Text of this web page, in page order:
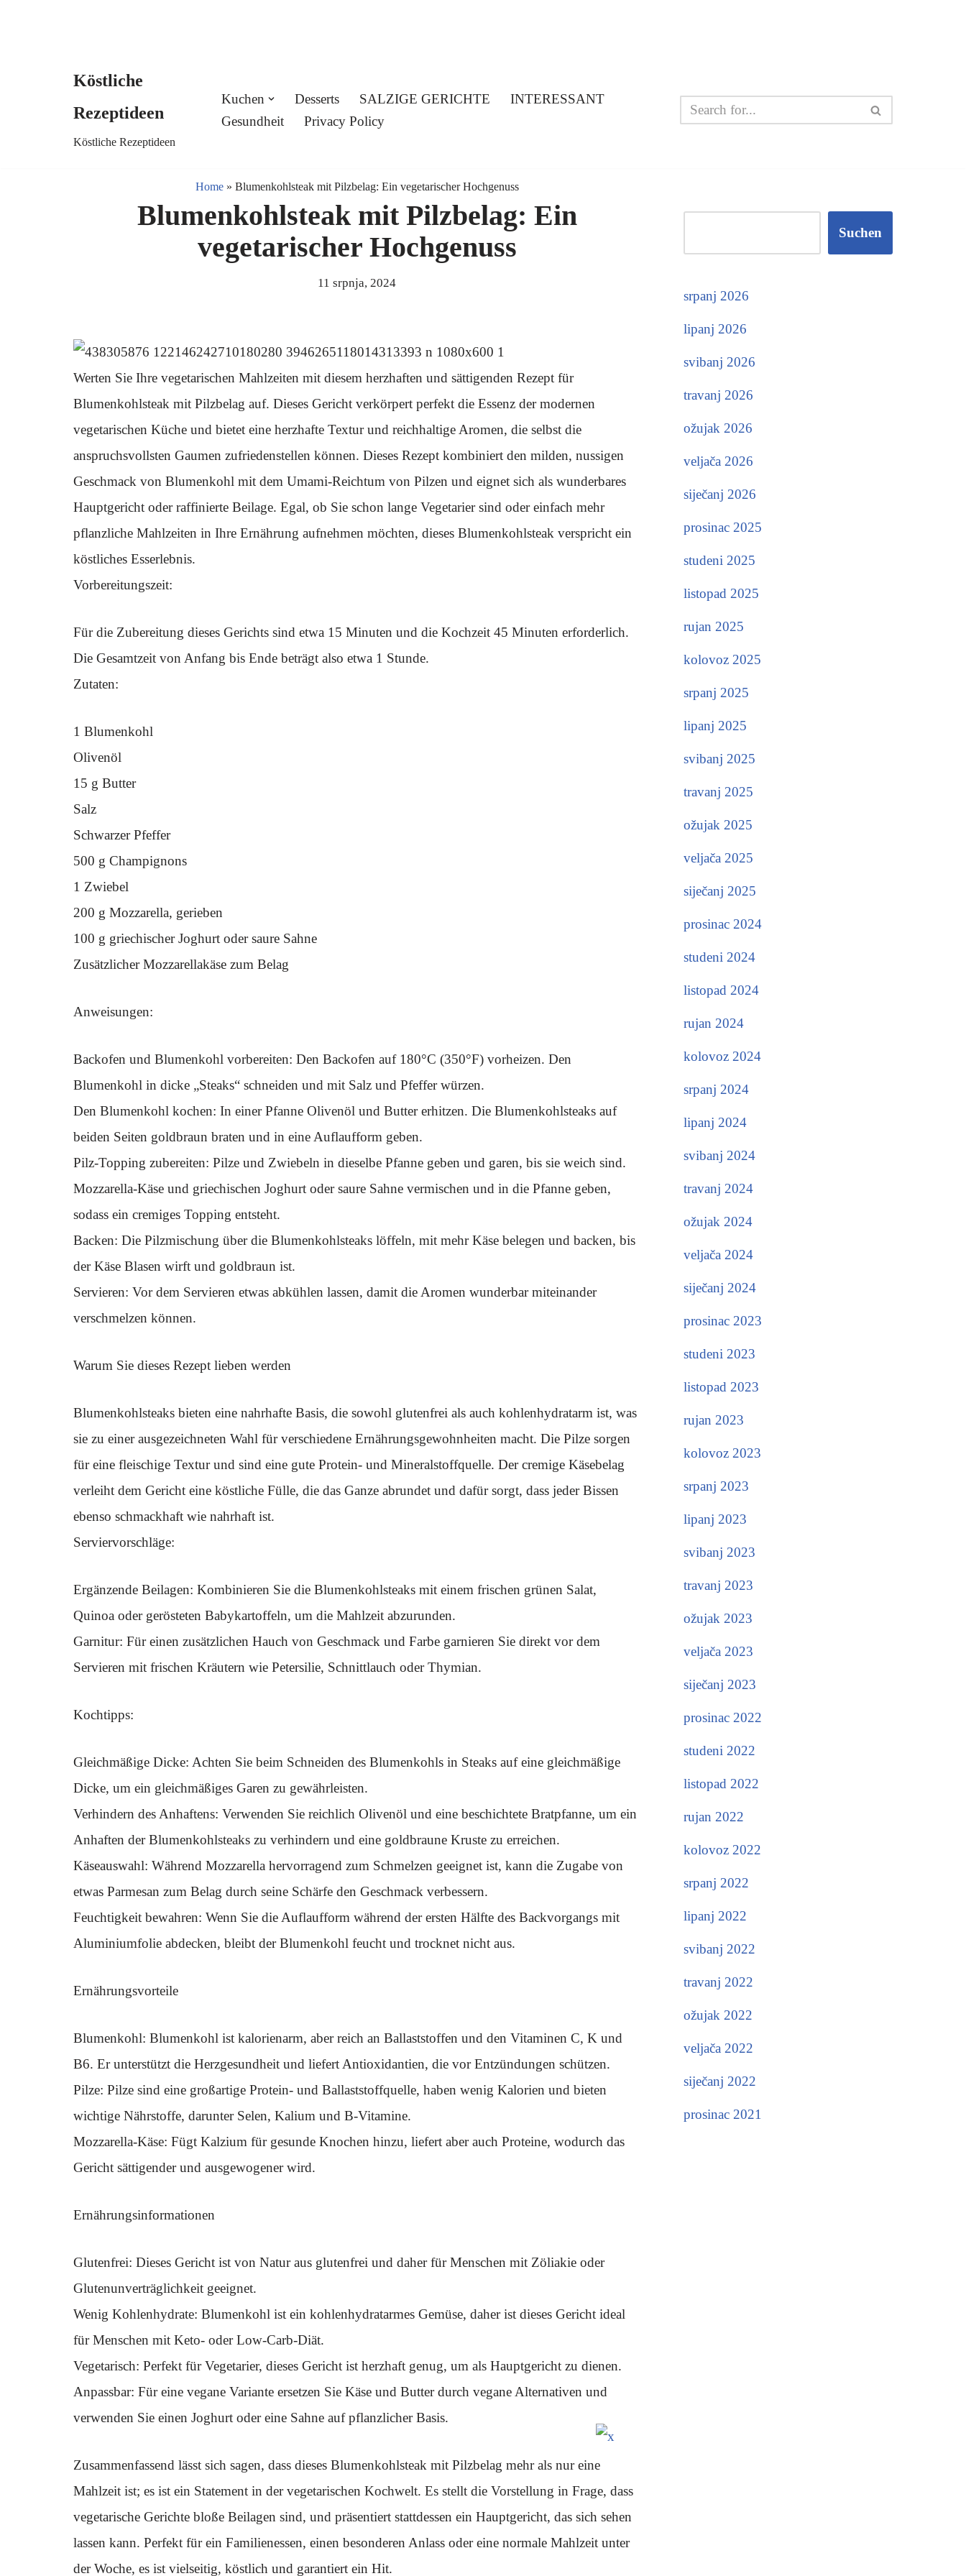
Köstliche
Rezeptideen
Köstliche Rezeptideen
Kuchen Desserts SALZIGE GERICHTE
INTERESSANT
Gesundheit
Privacy Policy
Home» Blumenkohlsteak mit Pilzbelag: Ein vegetarischer Hochgenuss
Blumenkohlsteak mit Pilzbelag: Ein
vegetarischer Hochgenuss
11 srpnja, 2024
Werten Sie Ihre vegetarischen Mahlzeiten mit diesem herzhaften und sättigenden Rezept für
Blumenkohlsteak mit Pilzbelag auf. Dieses Gericht verkörpert perfekt die Essenz der modernen
vegetarischen Küche und bietet eine herzhafte Textur und reichhaltige Aromen, die selbst die
anspruchsvollsten Gaumen zufriedenstellen können. Dieses Rezept kombiniert den milden, nussigen
Geschmack von Blumenkohl mit dem Umami-Reichtum von Pilzen und eignet sich als wunderbares
Hauptgericht oder raffinierte Beilage. Egal, ob Sie schon lange Vegetarier sind oder einfach mehr
pflanzliche Mahlzeiten in Ihre Ernährung aufnehmen möchten, dieses Blumenkohlsteak verspricht ein
köstliches Esserlebnis.
Vorbereitungszeit:
Für die Zubereitung dieses Gerichts sind etwa 15 Minuten und die Kochzeit 45 Minuten erforderlich.
Die Gesamtzeit von Anfang bis Ende beträgt also etwa 1 Stunde.
Zutaten:
1 Blumenkohl
Olivenöl
15 g Butter
Salz
Schwarzer Pfeffer
500 g Champignons
1 Zwiebel
200 g Mozzarella, gerieben
100 g griechischer Joghurt oder saure Sahne
Zusätzlicher Mozzarellakäse zum Belag
Anweisungen:
Backofen und Blumenkohl vorbereiten: Den Backofen auf 180°C (350°F) vorheizen. Den
Blumenkohl in dicke „Steaks“ schneiden und mit Salz und Pfeffer würzen.
Den Blumenkohl kochen: In einer Pfanne Olivenöl und Butter erhitzen. Die Blumenkohlsteaks auf
beiden Seiten goldbraun braten und in eine Auflaufform geben.
Pilz-Topping zubereiten: Pilze und Zwiebeln in dieselbe Pfanne geben und garen, bis sie weich sind.
Mozzarella-Käse und griechischen Joghurt oder saure Sahne vermischen und in die Pfanne geben,
sodass ein cremiges Topping entsteht.
Backen: Die Pilzmischung über die Blumenkohlsteaks löffeln, mit mehr Käse belegen und backen, bis
der Käse Blasen wirft und goldbraun ist.
Servieren: Vor dem Servieren etwas abkühlen lassen, damit die Aromen wunderbar miteinander
verschmelzen können.
Warum Sie dieses Rezept lieben werden
Blumenkohlsteaks bieten eine nahrhafte Basis, die sowohl glutenfrei als auch kohlenhydratarm ist, was
sie zu einer ausgezeichneten Wahl für verschiedene Ernährungsgewohnheiten macht. Die Pilze sorgen
für eine fleischige Textur und sind eine gute Protein- und Mineralstoffquelle. Der cremige Käsebelag
verleiht dem Gericht eine köstliche Fülle, die das Ganze abrundet und dafür sorgt, dass jeder Bissen
ebenso schmackhaft wie nahrhaft ist.
Serviervorschläge:
Ergänzende Beilagen: Kombinieren Sie die Blumenkohlsteaks mit einem frischen grünen Salat,
Quinoa oder gerösteten Babykartoffeln, um die Mahlzeit abzurunden.
Garnitur: Für einen zusätzlichen Hauch von Geschmack und Farbe garnieren Sie direkt vor dem
Servieren mit frischen Kräutern wie Petersilie, Schnittlauch oder Thymian.
Kochtipps:
Gleichmäßige Dicke: Achten Sie beim Schneiden des Blumenkohls in Steaks auf eine gleichmäßige
Dicke, um ein gleichmäßiges Garen zu gewährleisten.
Verhindern des Anhaftens: Verwenden Sie reichlich Olivenöl und eine beschichtete Bratpfanne, um ein
Anhaften der Blumenkohlsteaks zu verhindern und eine goldbraune Kruste zu erreichen.
Käseauswahl: Während Mozzarella hervorragend zum Schmelzen geeignet ist, kann die Zugabe von
etwas Parmesan zum Belag durch seine Schärfe den Geschmack verbessern.
Feuchtigkeit bewahren: Wenn Sie die Auflaufform während der ersten Hälfte des Backvorgangs mit
Aluminiumfolie abdecken, bleibt der Blumenkohl feucht und trocknet nicht aus.
Ernährungsvorteile
Blumenkohl: Blumenkohl ist kalorienarm, aber reich an Ballaststoffen und den Vitaminen C, K und
B6. Er unterstützt die Herzgesundheit und liefert Antioxidantien, die vor Entzündungen schützen.
Pilze: Pilze sind eine großartige Protein- und Ballaststoffquelle, haben wenig Kalorien und bieten
wichtige Nährstoffe, darunter Selen, Kalium und B-Vitamine.
Mozzarella-Käse: Fügt Kalzium für gesunde Knochen hinzu, liefert aber auch Proteine, wodurch das
Gericht sättigender und ausgewogener wird.
Ernährungsinformationen
Glutenfrei: Dieses Gericht ist von Natur aus glutenfrei und daher für Menschen mit Zöliakie oder
Glutenunverträglichkeit geeignet.
Wenig Kohlenhydrate: Blumenkohl ist ein kohlenhydratarmes Gemüse, daher ist dieses Gericht ideal
für Menschen mit Keto- oder Low-Carb-Diät.
Vegetarisch: Perfekt für Vegetarier, dieses Gericht ist herzhaft genug, um als Hauptgericht zu dienen.
Anpassbar: Für eine vegane Variante ersetzen Sie Käse und Butter durch vegane Alternativen und
verwenden Sie einen Joghurt oder eine Sahne auf pflanzlicher Basis.
Zusammenfassend lässt sich sagen, dass dieses Blumenkohlsteak mit Pilzbelag mehr als nur eine
Mahlzeit ist; es ist ein Statement in der vegetarischen Kochwelt. Es stellt die Vorstellung in Frage, dass
vegetarische Gerichte bloße Beilagen sind, und präsentiert stattdessen ein Hauptgericht, das sich sehen
lassen kann. Perfekt für ein Familienessen, einen besonderen Anlass oder eine normale Mahlzeit unter
der Woche, es ist vielseitig, köstlich und garantiert ein Hit.
Suchen
srpanj 2026
lipanj 2026
svibanj 2026
travanj 2026
ožujak 2026
veljača 2026
siječanj 2026
prosinac 2025
studeni 2025
listopad 2025
rujan 2025
kolovoz 2025
srpanj 2025
lipanj 2025
svibanj 2025
travanj 2025
ožujak 2025
veljača 2025
siječanj 2025
prosinac 2024
studeni 2024
listopad 2024
rujan 2024
kolovoz 2024
srpanj 2024
lipanj 2024
svibanj 2024
travanj 2024
ožujak 2024
veljača 2024
siječanj 2024
prosinac 2023
studeni 2023
listopad 2023
rujan 2023
kolovoz 2023
srpanj 2023
lipanj 2023
svibanj 2023
travanj 2023
ožujak 2023
veljača 2023
siječanj 2023
prosinac 2022
studeni 2022
listopad 2022
rujan 2022
kolovoz 2022
srpanj 2022
lipanj 2022
svibanj 2022
travanj 2022
ožujak 2022
veljača 2022
siječanj 2022
prosinac 2021